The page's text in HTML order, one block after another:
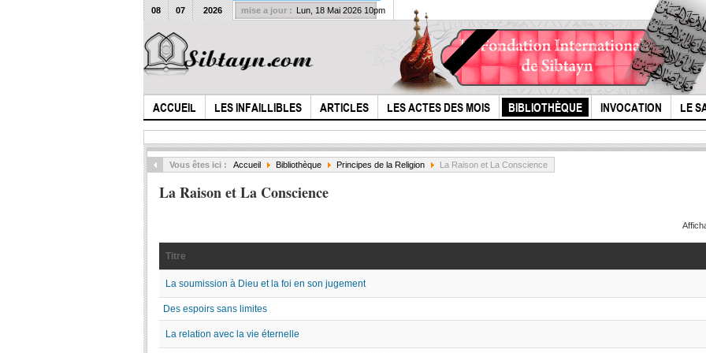
ACCUEIL LES INFAILLIBLES ARTICLES LES ACTES DES MOIS BIBLIOTHÈQUE INVOCATION LE
08 07 2026 mise a jour : Lun, 18 Mai 2026 10pm
Vous êtes ici : Accueil Bibliothèque Principes de la Religion La Raison et La Conscience
La Raison et La Conscience
Titre
La soumission à Dieu et la foi en son jugement
Des espoirs sans limites
La relation avec la vie éternelle
l'Histoire de l'Imam